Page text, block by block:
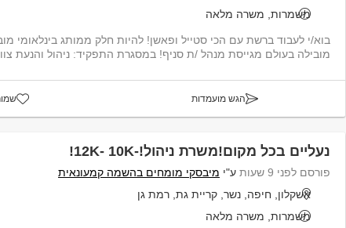
משמרות, משרה מלאה
בוא/י לעבוד ברשת עם הכי סטייל ופאשן! להיות חלק ממותג בינלאומי
מובילה בעולם מגייסת מנהל /ת סניף! במסגרת התפקיד: ניהול והנעת
הגש מועמדות
נעליים בכל מקום!משרת ניהול!-12K- 10K!
פורסם לפני 9 שעות ע"י מיבסקי מומחים בהשמה קמעונאית
אשקלון, חיפה, נשר, קריית גת, רמת גן
משמרות, משרה מלאה